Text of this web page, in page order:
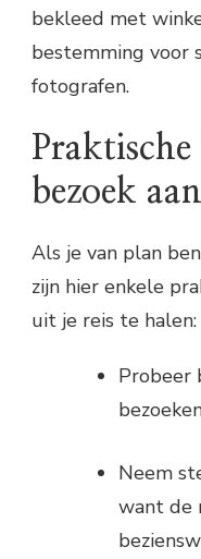
bekleed met
bestemming voor
fotografen.
bezoek
Als je van plan
zijn hier enkele
uit je reis te halen:
Probeer
Neem
want de